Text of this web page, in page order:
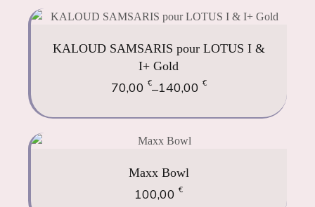
KALOUD SAMSARIS pour LOTUS I &
I+ Gold
70,00 €–140,00 €
Maxx Bowl
100,00€